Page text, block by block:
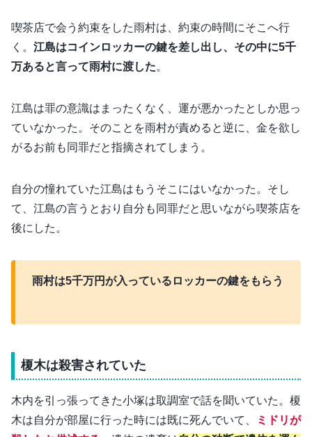
喫茶店で会う約束をした雨村は、約束の時間にそこへ行
く。 江島はコインロッカーの鍵を差し出し、その中に5千
万あると言って雨村に渡した。
江島は罪の意識はまったくなく、運が悪かったとしか思っ
ていなかった。そのことを雨村が責めると逆に、金を欲し
がるお前も同罪だと指摘されてしまう。
自分の憧れていた江島はもうそこにはいなかった。そし
て、江島の言うとおり自分も同罪だと思いながら喫茶店を
後にした。
雨村は5千万円が入っているロッカーの鍵をもらう
榎木は殺害されていた
木内を引っ張ってきた小塚は取調室で話を聞いていた。榎
木は自分が部屋に行った時には既に死んでいて、
ミドリが